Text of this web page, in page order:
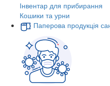
Інвентар для прибирання
Кошики та урни
Паперова продукція